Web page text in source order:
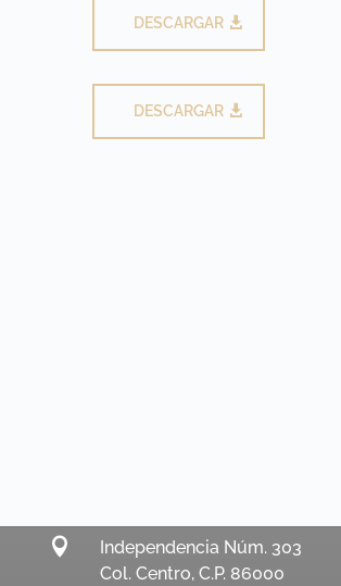
DESCARGAR
DESCARGAR

Independencia Núm. 303
Col. Centro, C.P. 86000